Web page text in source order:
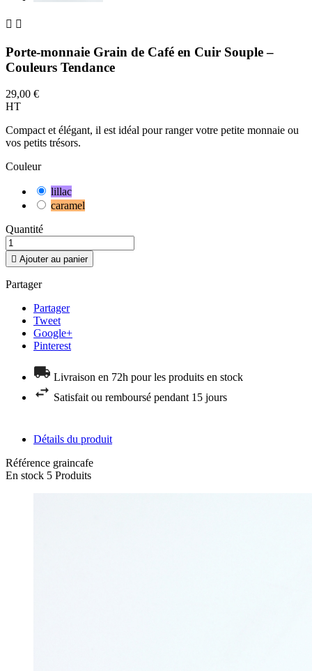
 
Porte-monnaie Grain de Café en Cuir Souple –
Couleurs Tendance
29,00 €
HT
Compact et élégant, il est idéal pour ranger votre petite monnaie ou
vos petits trésors.
Couleur
lillac
caramel
Quantité
 Ajouter au panier
Partager
Partager
Tweet
Google+
Pinterest
Livraison en 72h pour les produits en stock
Satisfait ou remboursé pendant 15 jours
Détails du produit
Référence graincafe
En stock 5 Produits